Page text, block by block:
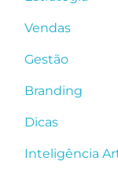
Vendas
Gestão
Branding
Dicas
Inteligência